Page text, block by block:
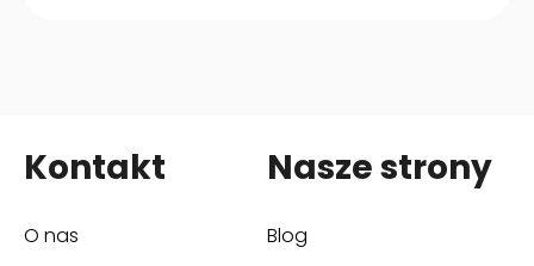
Kontakt
O nas
Nasze strony
Blog